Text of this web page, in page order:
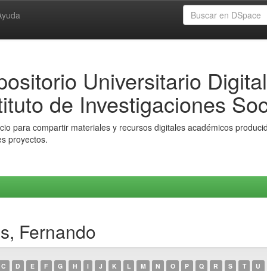
Universitario Digital
de Investigaciones
para compartir materiales y recursos digitales académicos
proyectos.
Fernando
C D E F G H I J K L M N O P Q R S T U